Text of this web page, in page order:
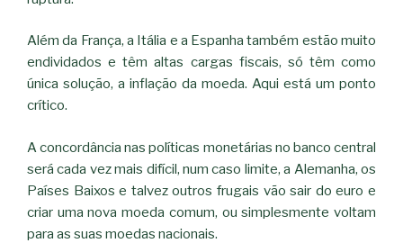
Além da França, a Itália e a Espanha também estão muito
endividados e têm altas cargas fiscais, só têm como
única solução, a inflação da moeda. Aqui está um ponto
crítico.
A concordância nas políticas monetárias no banco central
será cada vez mais difícil, num caso limite, a Alemanha, os
Países Baixos e talvez outros frugais vão sair do euro e
criar uma nova moeda comum, ou simplesmente voltam
para as suas moedas nacionais.